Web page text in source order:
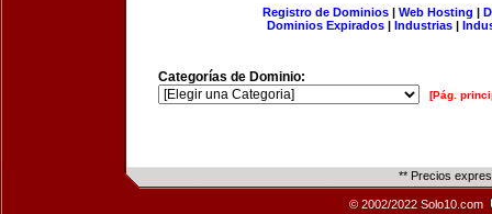
Registro de Dominios| Web Hosting |
Dominios Expirados | Industrias |
Categorías de Dominio:
[Pág.
** Precios
© 2002/2022 Solo10.com